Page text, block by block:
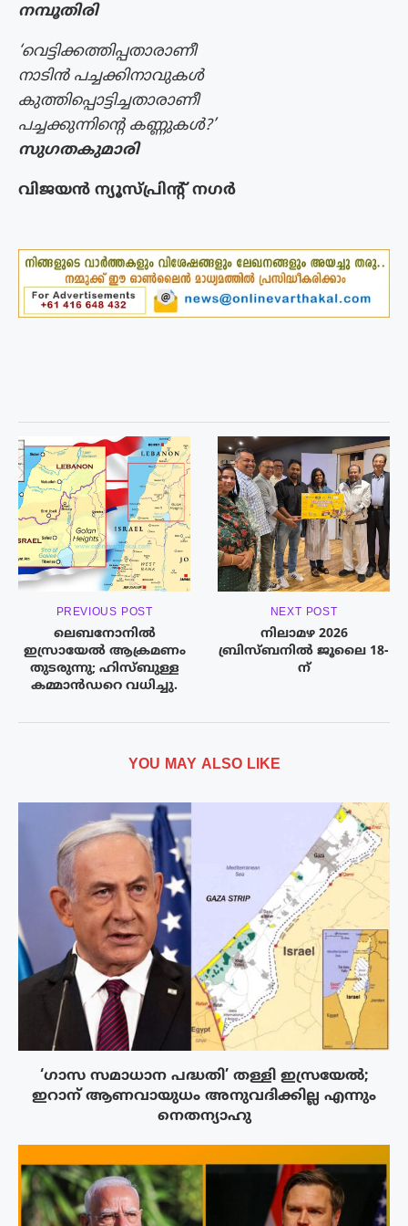
നമ്പൂതിരി
‘വെട്ടിക്കത്തിപ്പതാരാണീ
നാടിൻ പച്ചക്കിനാവുകൾ
കുത്തിപ്പൊട്ടിച്ചതാരാണീ
പച്ചക്കുന്നിൻ്റെ കണ്ണുകൾ?’
സുഗതകുമാരി
വിജയൻ ന്യൂസ്പ്രിൻ്റ് നഗർ
PREVIOUS POST
ലെബനോനിൽ
ഇസ്രായേൽ ആക്രമണം
തുടരുന്നു; ഹിസ്ബുള്ള
കമ്മാൻഡറെ വധിച്ചു.
NEXT POST
നിലാമഴ 2026
ബ്രിസ്ബനിൽ ജൂലൈ 18-
ന്
YOU MAY ALSO LIKE
‘ഗാസ സമാധാന പദ്ധതി’ തള്ളി ഇസ്രയേൽ;
ഇറാന് ആണവായുധം അനുവദിക്കില്ല എന്നും
നെതന്യാഹു